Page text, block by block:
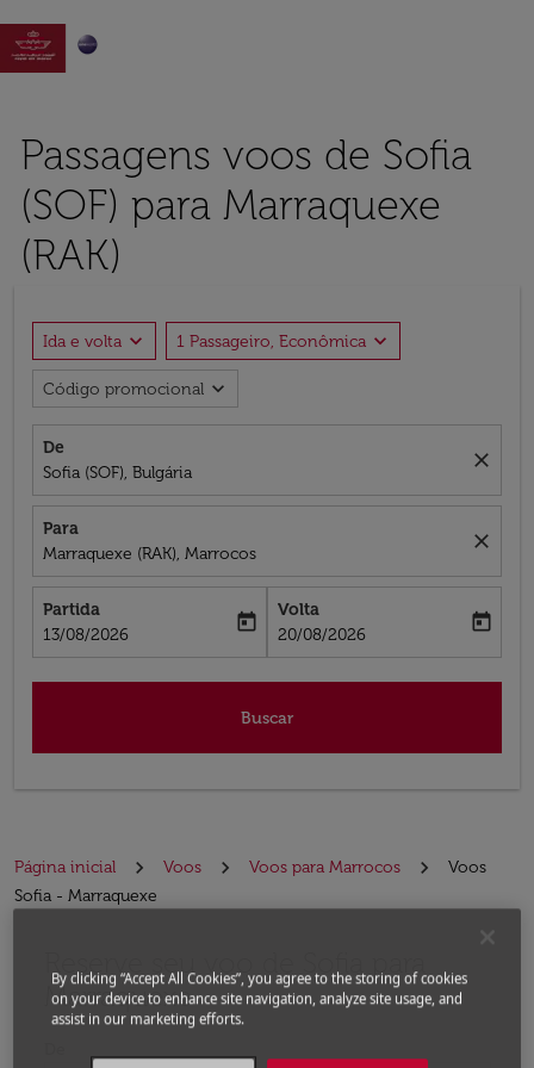

Passagens voos de Sofia
(SOF) para Marraquexe
(RAK)
Ida e volta expand_more 1 Passageiro, Econômica expand_more
Código promocional expand_more
De
Sofia (SOF), Bulgária
close
Para
Marraquexe (RAK), Marrocos
close
Partida
fc-booking-departure-date-aria-label
13/08/2026
today
Volta
fc-booking-return-date-aria-label
20/08/2026
today
Buscar
Página inicial Voos Voos para Marrocos
Voos
Sofia - Marraquexe
Reserve seu voo de Sofia para
Marraquexe
By clicking “Accept All Cookies”, you agree to the storing of cookies
on your device to enhance site navigation, analyze site usage, and
assist in our marketing efforts.